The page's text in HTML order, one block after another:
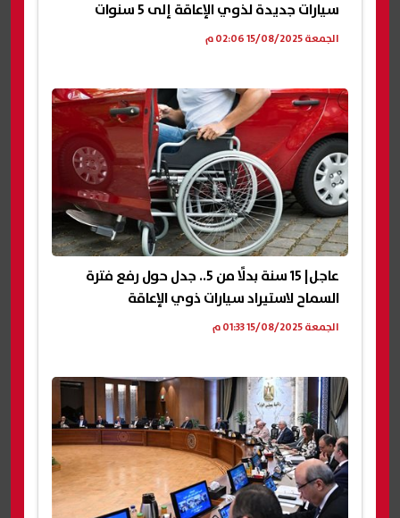
سيارات جديدة لذوي الإعاقة إلى 5 سنوات
الجمعة 15/08/2025 02:06 م
عاجل| 15 سنة بدلًا من 5.. جدل حول رفع فترة
السماح لاستيراد سيارات ذوي الإعاقة
الجمعة 15/08/2025 01:33 م